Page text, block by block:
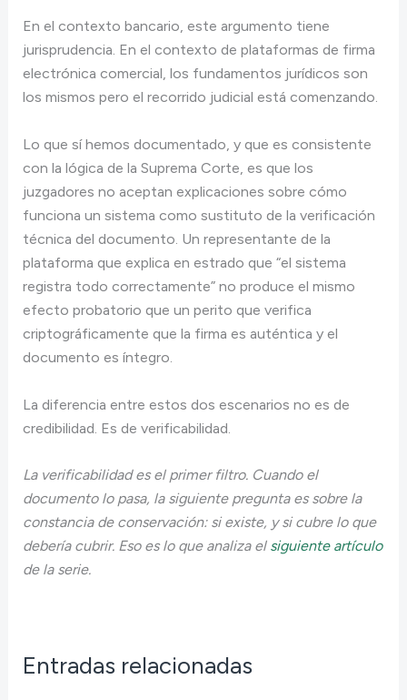
En el contexto bancario, este argumento tiene
jurisprudencia. En el contexto de plataformas de firma
electrónica comercial, los fundamentos jurídicos son
los mismos pero el recorrido judicial está comenzando.
Lo que sí hemos documentado, y que es consistente
con la lógica de la Suprema Corte, es que los
juzgadores no aceptan explicaciones sobre cómo
funciona un sistema como sustituto de la verificación
técnica del documento. Un representante de la
plataforma que explica en estrado que “el sistema
registra todo correctamente” no produce el mismo
efecto probatorio que un perito que verifica
criptográficamente que la firma es auténtica y el
documento es íntegro.
La diferencia entre estos dos escenarios no es de
credibilidad. Es de verificabilidad.
La verificabilidad es el primer filtro. Cuando el
documento lo pasa, la siguiente pregunta es sobre la
constancia de conservación: si existe, y si cubre lo que
debería cubrir. Eso es lo que analiza el siguiente artículo
de la serie.
Entradas relacionadas